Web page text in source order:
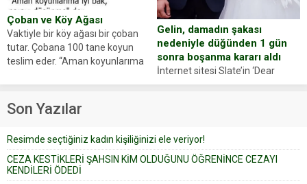
Çoban ve Köy Ağası
Vaktiyle bir köy ağası bir çoban
tutar. Çobana 100 tane koyun
teslim eder. “Aman koyunlarıma
Çoban koyunları alır gider. Aylar...
Gelin, damadın şakası
nedeniyle düğünden 1 gün
sonra boşanma kararı aldı
İnternet sitesi Slate’in ‘Dear
Prudence’ isimli tavsiye köşesine
yapıştırdığı için düğünden...
Son Yazılar
Resimde seçtiğiniz kadın kişiliğinizi ele veriyor!
CEZA KESTİKLERİ ŞAHSIN KİM OLDUĞUNU ÖĞRENİNCE CEZAYI
KENDİLERİ ÖDEDİ